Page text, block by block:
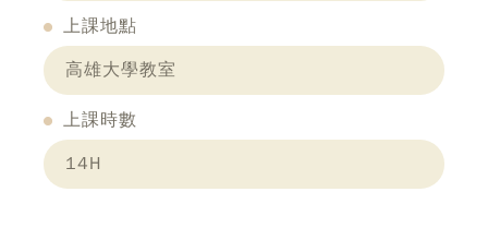
上課地點
高雄大學教室
上課時數
14H